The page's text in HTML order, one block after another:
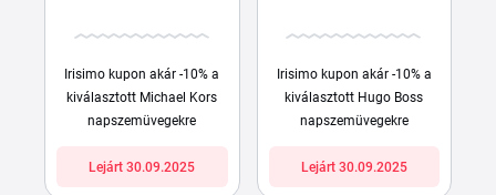
Irisimo kupon akár -10% a
kiválasztott Michael Kors
napszemüvegekre
Lejárt 30.09.2025
Irisimo kupon akár -10% a
kiválasztott Hugo Boss
napszemüvegekre
Lejárt 30.09.2025